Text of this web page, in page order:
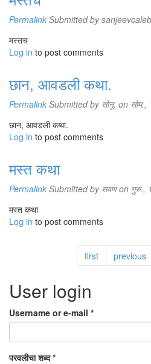
Permalink Submitted bysanjeevcaleb
मस्तच
Log in to post comments
छान, आवडली कथा.
Permalink Submitted by सोनू. on
छान, आवडली कथा.
Log in to post comments
मस्त कथा
Permalink Submitted by रावणon गुरु.,
मस्त कथा
Log in to post comments
first previous
User login
Username or e-mail *
परवलीचा शब्द*